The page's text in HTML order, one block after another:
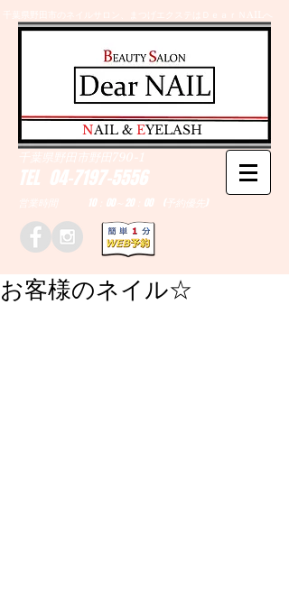
千葉県野田市のネイルサロン、まつげエクステはＤｅａｒＮAILへ
TEL 04-7197-5556
営業時間 10：00～20：00 (予約優先)
千葉県野田市野田790-1
​NAIL & EYELASH
お客様のネイル☆